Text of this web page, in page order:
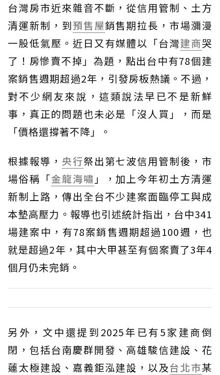
台灣房市近來雜音不斷，從信用管制、土方
清運新制，到預售屋銷售期拉長，市場瀰漫
一股低氣壓。近日又有媒體以「台灣建商哭
了！房慘賣不掉」為題，點出台中有78個建
案銷售週期超過2年，引發房板熱議。不過，
對不少網友來說，這類說法早已不是新鮮
事，真正的問題也未必是「沒人買」，而是
「價格還撐著不降」。
根據報導， 央行祭出第七波信用管制後，市
場俗稱「金龍海嘯 」，加上今年初土方清運
新制上路，傳出全台不少建案面臨停工與成
本墊高壓力。報導也引述統計指出，台中341
場建案中，有78案銷售週期超過100週，也
就是超過2年，其中大甲甚至有個案賣了3年4
個月仍未完銷。
另外，文中還提到2025年已有5家建商倒
閉，包括台南慶群開發、高雄駿信建設、花
蓮太極建設、嘉義鉅泓建設，以及台北市某